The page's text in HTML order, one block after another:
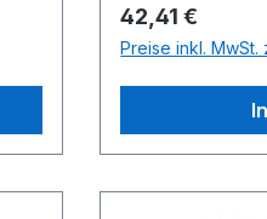
Regulärer Preis:
42,41 €
Preise inkl.